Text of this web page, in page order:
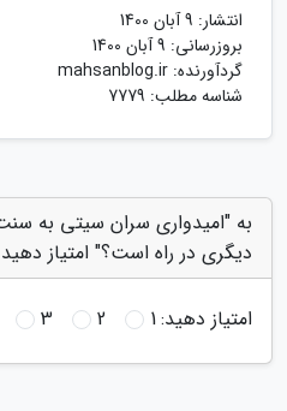
انتشار: 9 آبان 1400
بروزرسانی: 9 آبان 1400
گردآورنده: mahsanblog.ir
شناسه مطلب: 7779
به "امیدواری سران سیتی به
دیگری در راه است؟" امتیاز دهید
امتیاز دهید:1
2
3